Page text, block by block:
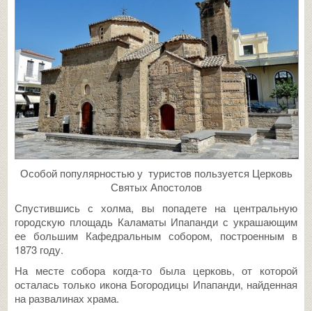
Особой популярностью у туристов пользуется Церковь
Святых Апостолов
Спустившись с холма, вы попадете на центральную
городскую площадь Каламаты Ипапанди с украшающим
ее большим Кафедральным собором, построенным в
1873 году.
На месте собора когда-то была церковь, от которой
осталась только икона Богородицы Ипапанди, найденная
на развалинах храма.